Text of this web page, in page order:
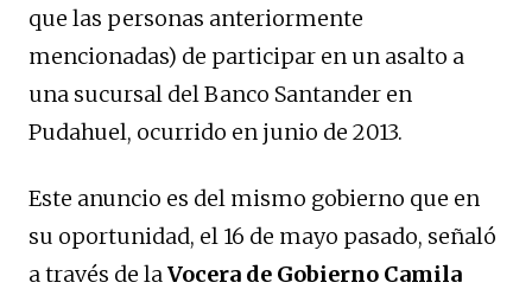
que las personas anteriormente
mencionadas) de participar en un asalto a
una sucursal del Banco Santander en
Pudahuel, ocurrido en junio de 2013.
Este anuncio es del mismo gobierno que en
su oportunidad, el 16 de mayo pasado, señaló
a través de laVocera de Gobierno Camila